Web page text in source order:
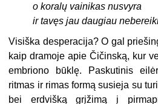
o koralų vainikas nusvyra
ir tavęs jau daugiau
Visiška desperacija? O gal
kaip dramoje apie Čičinską, kur
embriono būklę. Paskutinis
ritmas ir rimas formą susieja su
bei erdvišką grįžimą į